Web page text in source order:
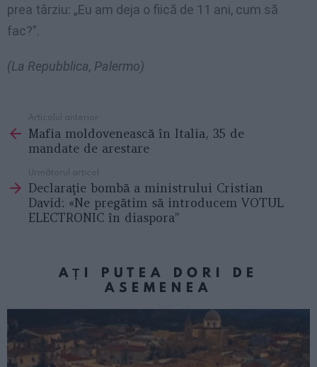
prea târziu: „Eu am deja o fiică de 11 ani, cum să
fac?”.
(La Repubblica, Palermo)
more
Articolul anterior
Mafia moldovenească în Italia, 35 de
mandate de arestare
Următorul articol
Declaraţie bombă a ministrului Cristian
David: «Ne pregătim să introducem VOTUL
ELECTRONIC în diaspora”
AȚI PUTEA DORI DE
ASEMENEA